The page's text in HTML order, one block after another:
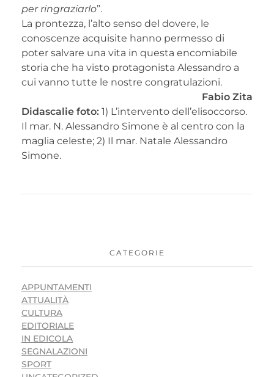
per ringraziarlo”.
La prontezza, l’alto senso del dovere, le
conoscenze acquisite hanno permesso di
poter salvare una vita in questa encomiabile
storia che ha visto protagonista Alessandro a
cui vanno tutte le nostre congratulazioni.
Fabio Zita
Didascalie foto: 1) L’intervento dell’elisoccorso.
Il mar. N. Alessandro Simone è al centro con la
maglia celeste; 2) Il mar. Natale Alessandro
Simone.
CATEGORIE
APPUNTAMENTI
ATTUALITÀ
CULTURA
EDITORIALE
IN EDICOLA
SEGNALAZIONI
SPORT